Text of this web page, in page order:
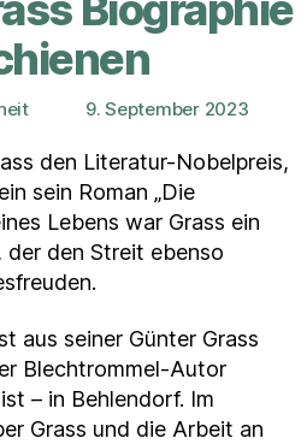
Veröffentlichungsdatum
9. September 2023
den Literatur-Nobelpreis,
sein Roman „Die
Lebens war Grass ein
den Streit ebenso
aus seiner Günter Grass
Blechtrommel-Autor
– in Behlendorf. Im
Grass und die Arbeit an